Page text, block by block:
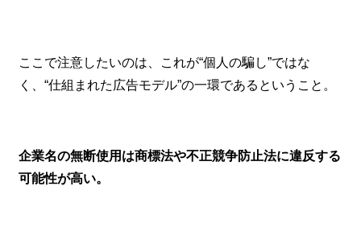
ここで注意したいのは、これが“個人の騙し”ではな
く、“仕組まれた広告モデル”の一環であるということ。
企業名の無断使用は商標法や不正競争防止法に違反する
可能性が高い。